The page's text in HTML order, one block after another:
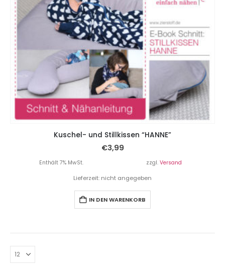
Kuschel- und Stillkissen “HANNE”
€3,99
Enthält 7% MwSt. zzgl. Versand
Lieferzeit: nicht angegeben
IN DEN WARENKORB